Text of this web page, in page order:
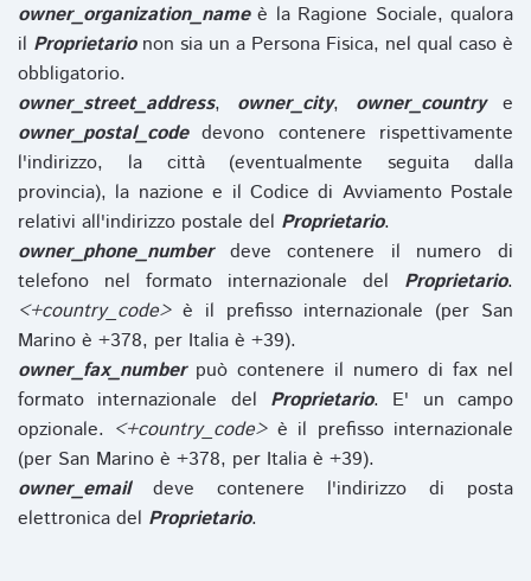
owner_organization_nameè la Ragione Sociale, qualora
il Proprietarionon sia un a Persona Fisica, nel qual caso è
obbligatorio.
owner_street_address, owner_city, owner_countrye
owner_postal_codedevono contenere rispettivamente
l'indirizzo, la città (eventualmente seguita dalla
provincia), la nazione e il Codice di Avviamento Postale
relativi all'indirizzo postale del Proprietario.
owner_phone_numberdeve contenere il numero di
telefono nel formato internazionale del Proprietario.
<+country_code>è il prefisso internazionale (per San
Marino è +378, per Italia è +39).
owner_fax_numberpuò contenere il numero di fax nel
formato internazionale del Proprietario. E' un campo
opzionale. <+country_code>è il prefisso internazionale
(per San Marino è +378, per Italia è +39).
owner_emaildeve contenere l'indirizzo di posta
elettronica del Proprietario.